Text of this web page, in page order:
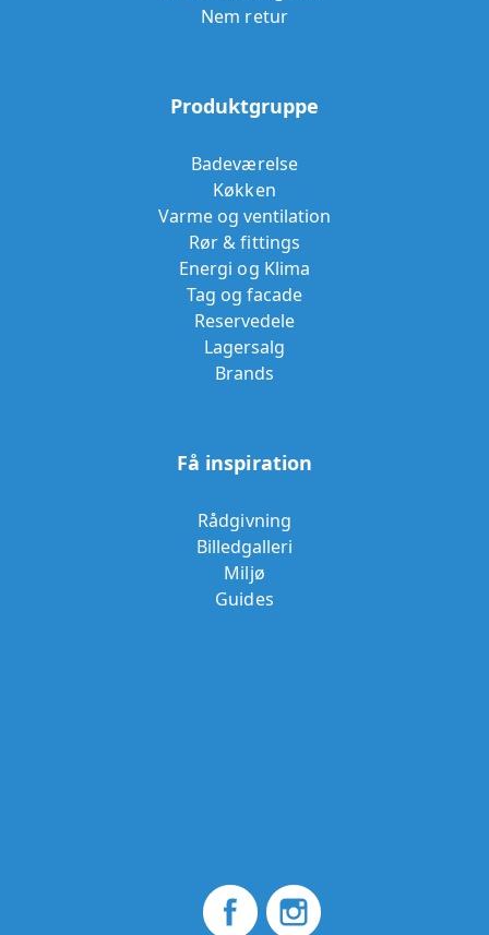
Nem retur
Produktgruppe
Badeværelse
Køkken
Varme og ventilation
Rør & fittings
Energi og Klima
Tag og facade
Reservedele
Lagersalg
Brands
Få inspiration
Rådgivning
Billedgalleri
Miljø
Guides